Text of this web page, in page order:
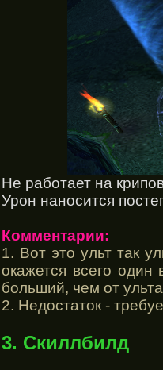
Не работает на
Урон наносится
Комментарии:
1. Вот это ульт так
окажется всего один
больший, чем от
2. Недостаток -
3. Скиллбилд